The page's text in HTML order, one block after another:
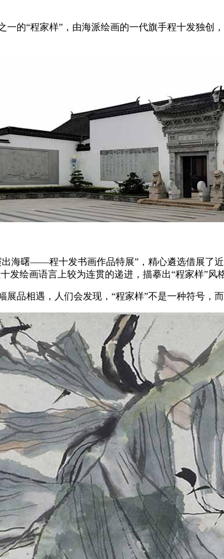
一的“程家样”，由海派绘画的一代旗手程十发独
海曙——程十发书画作品特展”，精心遴选借展了
发绘画语言上较为连贯的递进，描摹出“程家样”风
展品相遇，人们会发现，“程家样”不是一种符号，